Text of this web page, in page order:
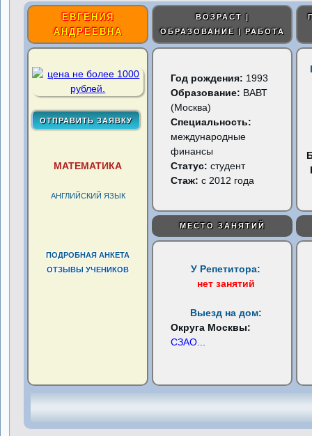
ЕВГЕНИЯ
АНДРЕЕВНА
ВОЗРАСТ |
ОБРАЗОВАНИЕ | РАБОТА
МАТЕМАТИКА
АНГЛИЙСКИЙ ЯЗЫК
ПОДРОБНАЯ АНКЕТА
ОТЗЫВЫ УЧЕНИКОВ
Год рождения: 1993
Образование: ВАВТ
(Москва)
Специальность:
международные
финансы
Статус:студент
Стаж: с 2012 года
МЕСТО ЗАНЯТИЙ
У Репетитора:
нет занятий
Выезд на дом:
Округа Москвы:
СЗАО